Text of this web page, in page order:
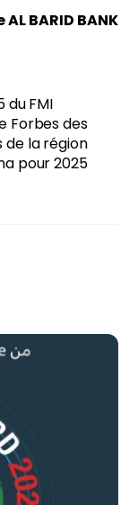
BARID BANK
du FMI
Forbes des
de la région
pour 2025